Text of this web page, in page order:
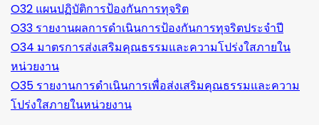
O32 แผนปฏิบัติการป้องกันการทุจริต
O33 รายงานผลการดำเนินการป้องกันการทุจริตประจำปี
O34 มาตรการส่งเสริมคุณธรรมและความโปร่งใสภายใน
หน่วยงาน
O35 รายงานการดำเนินการเพื่อส่งเสริมคุณธรรมและความ
โปร่งใสภายในหน่วยงาน